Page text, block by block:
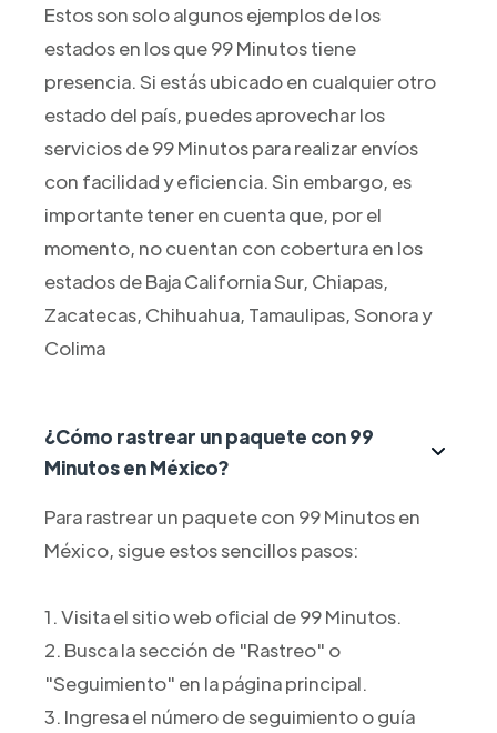
Estos son solo algunos ejemplos de los
estados en los que 99 Minutos tiene
presencia. Si estás ubicado en cualquier otro
estado del país, puedes aprovechar los
servicios de 99 Minutos para realizar envíos
con facilidad y eficiencia. Sin embargo, es
importante tener en cuenta que, por el
momento, no cuentan con cobertura en los
estados de Baja California Sur, Chiapas,
Zacatecas, Chihuahua, Tamaulipas, Sonora y
Colima
¿Cómo rastrear un paquete con 99
Minutos en México?
Para rastrear un paquete con 99 Minutos en
México, sigue estos sencillos pasos:
1. Visita el sitio web oficial de 99 Minutos.
2. Busca la sección de "Rastreo" o
"Seguimiento" en la página principal.
3. Ingresa el número de seguimiento o guía